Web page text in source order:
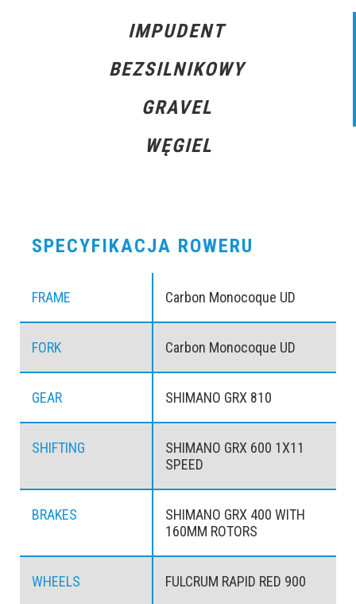
IMPUDENT
BEZSILNIKOWY
GRAVEL
WĘGIEL
SPECYFIKACJA ROWERU
FRAME Carbon Monocoque UD
FORK Carbon Monocoque UD
GEAR SHIMANO GRX 810
SHIFTING
SHIMANO GRX 600 1X11
SPEED
BRAKES
SHIMANO GRX 400 WITH
160MM ROTORS
WHEELS FULCRUM RAPID RED 900